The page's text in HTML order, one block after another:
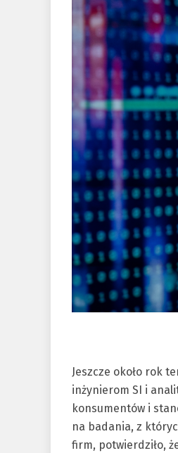
Jeszcze około rok
inżynierom SI i
konsumentów i
na badania, z
firm, potwierdziło,